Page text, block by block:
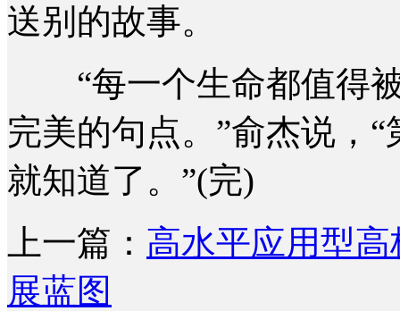
送别的故事。
“每一个生命都值得被
完美的句点。”俞杰说，
就知道了。”(完)
上一篇： 高水平应用型
展蓝图